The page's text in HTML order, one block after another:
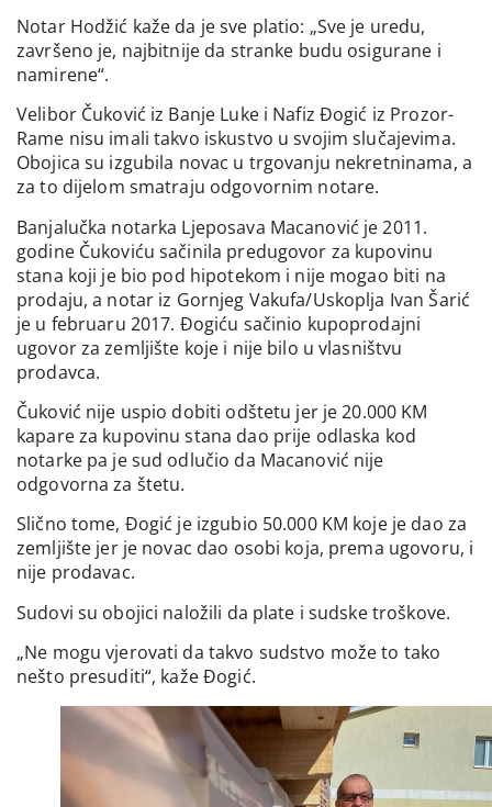
Notar Hodžić kaže da je sve platio: „Sve je uredu,
završeno je, najbitnije da stranke budu osigurane i
namirene“.
Velibor Čuković iz Banje Luke i Nafiz Đogić iz Prozor-
Rame nisu imali takvo iskustvo u svojim slučajevima.
Obojica su izgubila novac u trgovanju nekretninama, a
za to dijelom smatraju odgovornim notare.
Banjalučka notarka Ljeposava Macanović je 2011.
godine Čukoviću sačinila predugovor za kupovinu
stana koji je bio pod hipotekom i nije mogao biti na
prodaju, a notar iz Gornjeg Vakufa/Uskoplja Ivan Šarić
je u februaru 2017. Đogiću sačinio kupoprodajni
ugovor za zemljište koje i nije bilo u vlasništvu
prodavca.
Čuković nije uspio dobiti odštetu jer je 20.000 KM
kapare za kupovinu stana dao prije odlaska kod
notarke pa je sud odlučio da Macanović nije
odgovorna za štetu.
Slično tome, Đogić je izgubio 50.000 KM koje je dao za
zemljište jer je novac dao osobi koja, prema ugovoru, i
nije prodavac.
Sudovi su obojici naložili da plate i sudske troškove.
„Ne mogu vjerovati da takvo sudstvo može to tako
nešto presuditi“, kaže Đogić.